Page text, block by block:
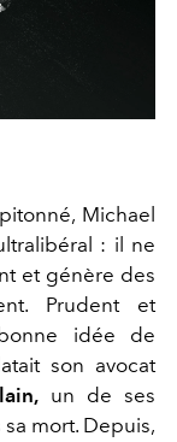
Michael
: il ne
et génère des
Prudent et
idée de
son avocat
un de ses
mort. Depuis,